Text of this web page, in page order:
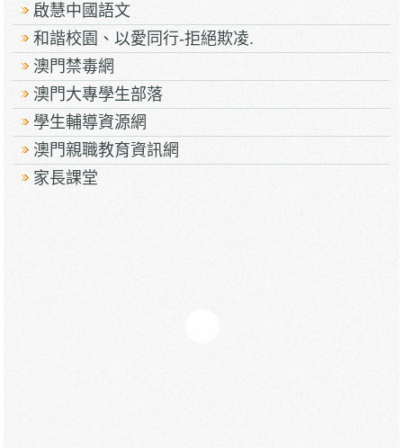
啟慧中國語文
和諧校園、以愛同行-拒絕欺凌.
澳門禁毒網
澳門大專學生部落
學生輔導資源網
澳門親職教育資訊網
家長課堂